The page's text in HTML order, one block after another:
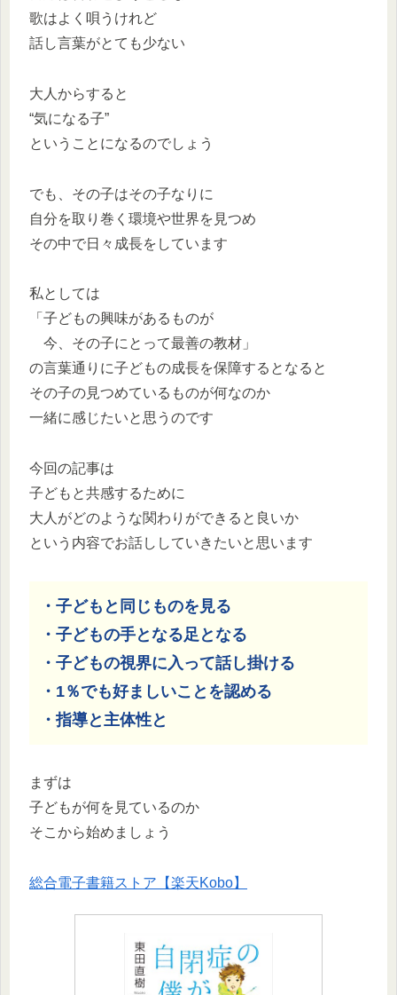
歌はよく唄うけれど
話し言葉がとても少ない
大人からすると
“気になる子”
ということになるのでしょう
でも、その子はその子なりに
自分を取り巻く環境や世界を見つめ
その中で日々成長をしています
私としては
「子どもの興味があるものが
今、その子にとって最善の教材」
の言葉通りに子どもの成長を保障するとなると
その子の見つめているものが何なのか
一緒に感じたいと思うのです
今回の記事は
子どもと共感するために
大人がどのような関わりができると良いか
という内容でお話ししていきたいと思います
・子どもと同じものを見る
・子どもの手となる足となる
・子どもの視界に入って話し掛ける
・1％でも好ましいことを認める
・指導と主体性と
まずは
子どもが何を見ているのか
そこから始めましょう
総合電子書籍ストア【楽天Kobo】